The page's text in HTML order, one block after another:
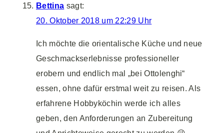
Bettina sagt:
20. Oktober 2018 um 22:29 Uhr
Ich möchte die orientalische Küche und neue
Geschmackserlebnisse professioneller
erobern und endlich mal „bei Ottolenghi“
essen, ohne dafür erstmal weit zu reisen. Als
erfahrene Hobbyköchin werde ich alles
geben, den Anforderungen an Zubereitung